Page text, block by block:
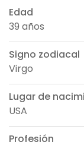
Edad
39 años
Signo zodiacal
Virgo
Lugar de
USA
Profesión